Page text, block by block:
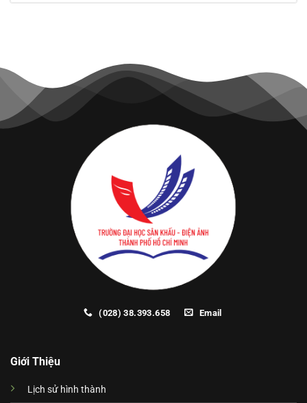
(028) 38.393.658 Email
Giới Thiệu
Lịch sử hình thành